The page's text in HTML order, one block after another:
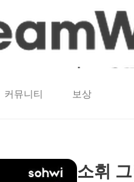
캐시딜
커뮤니티 보상
소휘